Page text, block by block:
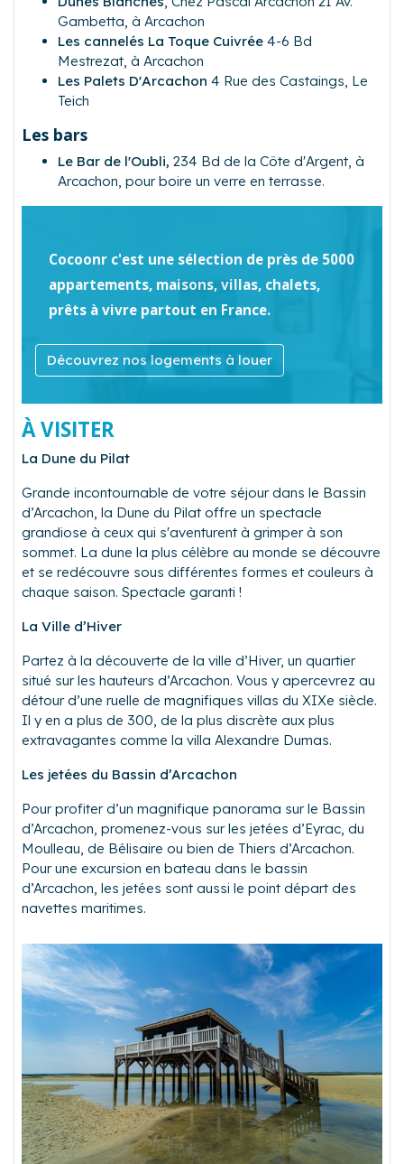
Gambetta, à Arcachon
Les cannelés La Toque Cuivrée 4-6 Bd
Mestrezat, à Arcachon
Les Palets D'Arcachon 4 Rue des Castaings, Le
Teich
Les bars
Le Bar de l'Oubli, 234 Bd de la Côte d'Argent, à
Arcachon, pour boire un verre en terrasse.
Cocoonr c'est une sélection de près de 5000
appartements, maisons, villas, chalets,
prêts à vivre partout en France.
Découvrez nos logements à louer
À VISITER
La Dune du Pilat
Grande incontournable de votre séjour dans le Bassin
d’Arcachon, la Dune du Pilat offre un spectacle
grandiose à ceux qui s'aventurent à grimper à son
sommet. La dune la plus célèbre au monde se découvre
et se redécouvre sous différentes formes et couleurs à
chaque saison. Spectacle garanti !
La Ville d’Hiver
Partez à la découverte de la ville d’Hiver, un quartier
situé sur les hauteurs d’Arcachon. Vous y apercevrez au
détour d’une ruelle de magnifiques villas du XIXe siècle.
Il y en a plus de 300, de la plus discrète aux plus
extravagantes comme la villa Alexandre Dumas.
Les jetées du Bassin d’Arcachon
Pour profiter d’un magnifique panorama sur le Bassin
d’Arcachon, promenez-vous sur les jetées d’Eyrac, du
Moulleau, de Bélisaire ou bien de Thiers d’Arcachon.
Pour une excursion en bateau dans le bassin
d’Arcachon, les jetées sont aussi le point départ des
navettes maritimes.